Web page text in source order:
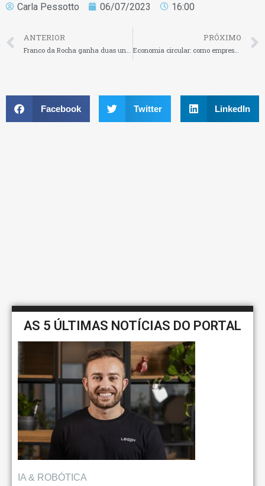
Carla Pessotto 06/07/2023 16:00
ANTERIOR PRÓXIMO
Economia circular: como empresas podem ajudar na construção de um futuro mais sustentável
Facebook Twitter LinkedIn
AS 5 ÚLTIMAS NOTÍCIAS DO PORTAL
IA & ROBÓTICA